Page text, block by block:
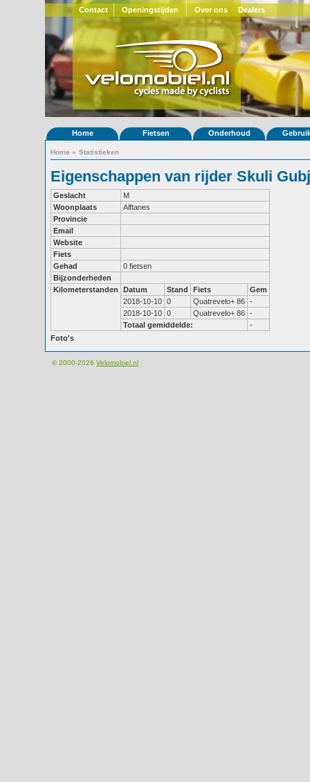
Contact Openingstijden Over ons Dealers
Home Fietsen Onderhoud
Home » Statistieken
Eigenschappen van rijder Skuli
Geslacht
M
Woonplaats
Alftanes
Provincie
Email
Website
Fiets
Gehad
0 fietsen
Bijzonderheden
Kilometerstanden
Datum Stand Fiets
Gem
2018-10-10 0 Quatrevelo+ 86 -
2018-10-10 0 Quatrevelo+ 86 -
Totaal gemiddelde:
-
Foto's
© 2000-2026 Velomobiel.nl